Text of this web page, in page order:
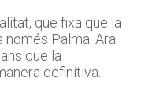
que fixa que la
Palma. Ara
que la
definitiva.